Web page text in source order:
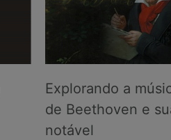
Explorando a
de Beethoven e
notável